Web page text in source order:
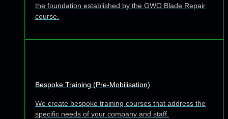
the foundation established by the GWO Blade Repair
course.
Bespoke Training (Pre-Mobilisation)
We create bespoke training courses that address the
specific needs of your company and staff.